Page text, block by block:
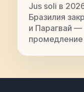
Jus soli в
Бразилия
и Парагвай
промедление